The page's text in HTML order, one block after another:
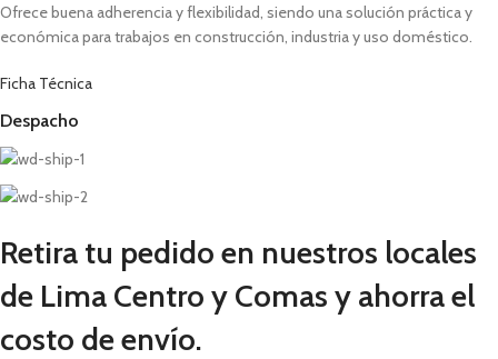
Ofrece buena adherencia y flexibilidad, siendo una solución práctica y
económica para trabajos en construcción, industria y uso doméstico.
Ficha Técnica
Despacho
Retira tu pedido en nuestros locales
de Lima Centro y Comas y ahorra el
costo de envío.